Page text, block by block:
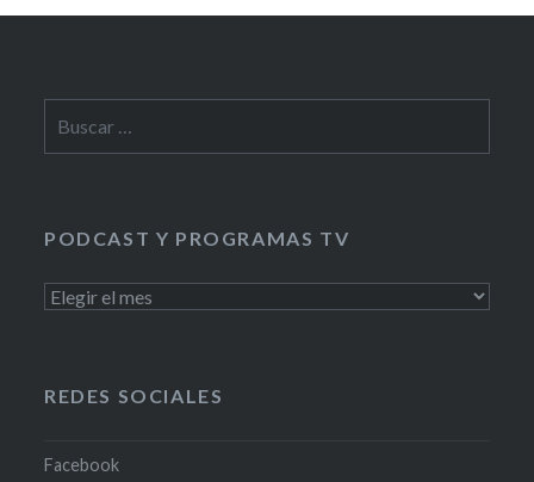
PODCAST Y PROGRAMAS TV
PODCAST
REDES SOCIALES
Facebook